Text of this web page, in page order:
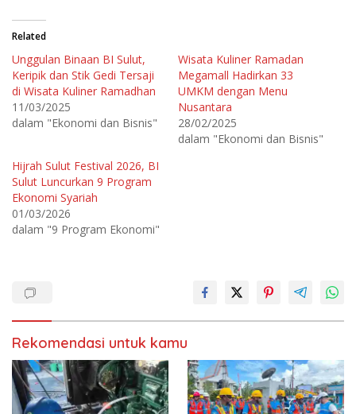
n
u
b
e
r
b
a
g
p
T
w
i
t
t
e
r
(
j
n
e
l
a
y
a
m
e
m
b
a
k
i
F
a
c
e
o
k
d
j
n
d
e
a
Related
Unggulan Binaan BI Sulut,
Keripik dan Stik Gedi Tersaji
di Wisata Kuliner Ramadhan
11/03/2025
dalam "Ekonomi dan Bisnis"
Wisata Kuliner Ramadan
Megamall Hadirkan 33
UMKM dengan Menu
Nusantara
28/02/2025
dalam "Ekonomi dan Bisnis"
Hijrah Sulut Festival 2026, BI
Sulut Luncurkan 9 Program
Ekonomi Syariah
01/03/2026
dalam "9 Program Ekonomi"
Rekomendasi untuk kamu